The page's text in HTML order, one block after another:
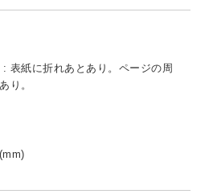
表紙に折れあとあり。ページの周
り。